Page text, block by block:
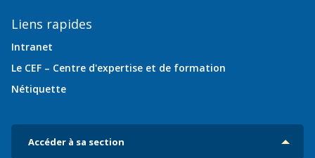
Liens rapides
Intranet
Le CEF – Centre d'expertise et de formation
Nétiquette
Accéder à sa section